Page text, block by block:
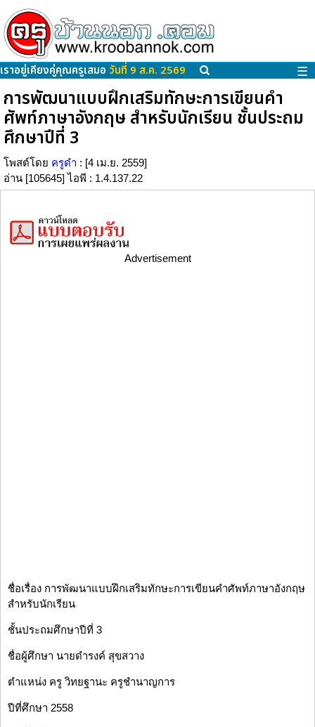
เราอยู่เคียงคู่คุณครูเสมอ วันที่ 9 ส.ค. 2569 ☰
การพัฒนาแบบฝึกเสริมทักษะการเขียนคำ
ศัพท์ภาษาอังกฤษ สำหรับนักเรียน ชั้นประถม
ศึกษาปีที่ 3
โพสต์โดย ครูดำ : [4 เม.ย. 2559]
อ่าน [105645] ไอพี : 1.4.137.22
Advertisement
ชื่อเรื่อง การพัฒนาแบบฝึกเสริมทักษะการเขียนคำศัพท์ภาษาอังกฤษ
สำหรับนักเรียน
ชั้นประถมศึกษาปีที่ 3
ชื่อผู้ศึกษา นายดำรงค์ สุขสวาง
ตำแหน่ง ครู วิทยฐานะ ครูชำนาญการ
ปีที่ศึกษา 2558